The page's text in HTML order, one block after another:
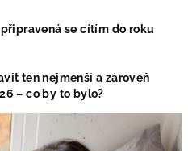
se cítím do roku
ten nejmenší a zároveň
– co by to bylo?